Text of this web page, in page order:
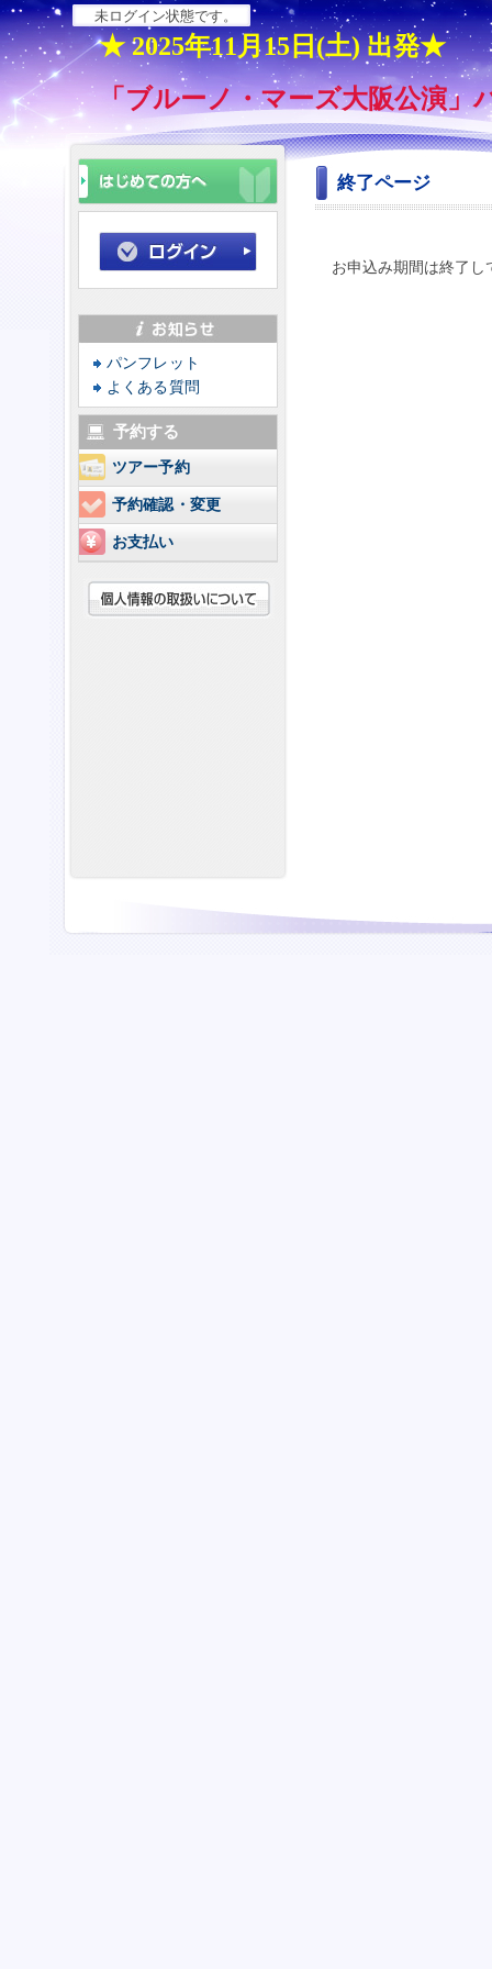
未ログイン状態です。
★ 2025年11月15日(土) 出発★
「ブルーノ・マーズ大阪公演」
パンフレット
よくある質問
予約する
ツアー予約
予約確認・変更
お支払い
終了ページ
お申込み期間は終了